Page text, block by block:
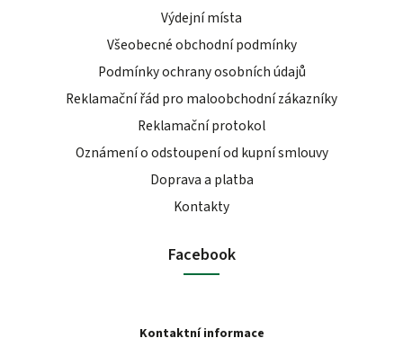
Výdejní místa
Všeobecné obchodní podmínky
Podmínky ochrany osobních údajů
Reklamační řád pro maloobchodní zákazníky
Reklamační protokol
Oznámení o odstoupení od kupní smlouvy
Doprava a platba
Kontakty
Facebook
Kontaktní informace